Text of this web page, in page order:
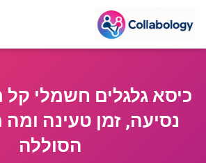
כיסא גלגלים חשמלי
נסיעה, זמן טעינה
הסוללה